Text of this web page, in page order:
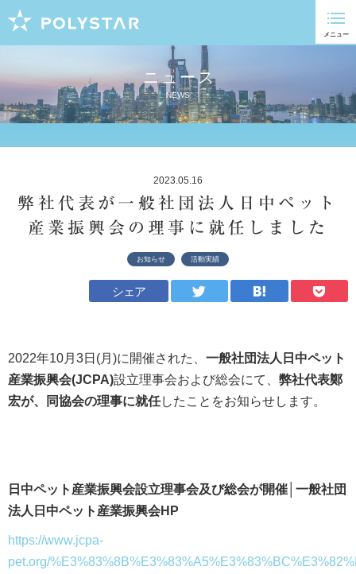
ニュース
NEWS
2023.05.16
弊社代表が一般社団法人日中ペット
産業振興会の理事に就任しました
お知らせ 活動実績
シェア
2022年10月3日(月)に開催された、 一般社団法人日中ペット
産業振興会(JCPA)設立理事会および総会にて、 弊社代表鄭
宏が、同協会の理事に就任したことをお知らせします。
日中ペット産業振興会設立理事会及び総会が開催│一般社団
法人日中ペット産業振興会HP
https://www.jcpa-
pet.org/